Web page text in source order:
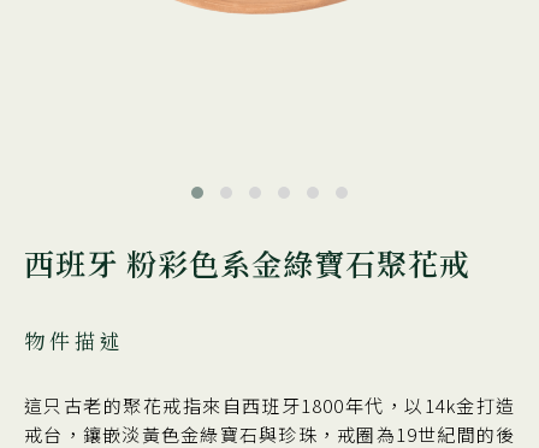
西班牙 粉彩色系金綠寶石聚花戒
物件描述
這只古老的聚花戒指來自西班牙1800年代，以14k金打造
戒台，鑲嵌淡黃色金綠寶石與珍珠，戒圈為19世紀間的後